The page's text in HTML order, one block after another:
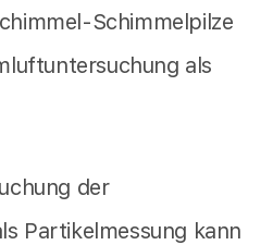
Schimmelpilze
als
der
Partikelmessung kann